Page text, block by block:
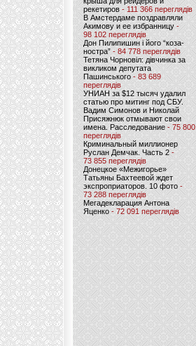
рекетиров - 111 366 переглядів
В Амстердаме поздравляли
Акимову и ее избранницу -
98 102 переглядів
Дон Пилипишин і його “коза-
ностра” - 84 778 переглядів
Тетяна Чорновіл: дівчинка за
викликом депутата
Пашинського- 83 689
переглядів
УНИАН за $12 тысяч удалил
статью про митинг под СБУ.
Вадим Симонов и Николай
Присяжнюк отмывают свои
имена. Расследование - 75 800
переглядів
Криминальный миллионер
Руслан Демчак. Часть 2-
73 855 переглядів
Донецкое «Межигорье»
Татьяны Бахтеевой ждет
экспроприаторов. 10 фото -
73 288 переглядів
Мегадекларация Антона
Яценко - 72 091 переглядів